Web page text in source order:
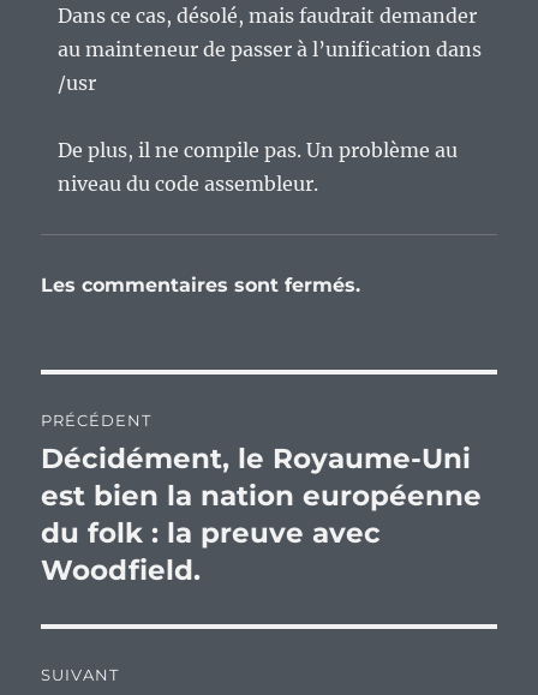
Dans ce cas, désolé, mais faudrait demander
au mainteneur de passer à l’unification dans
/usr
De plus, il ne compile pas. Un problème au
niveau du code assembleur.
Les commentaires sont fermés.
de
l’article
PRÉCÉDENT
Publication
précédente :
Décidément, le Royaume-Uni
est bien la nation européenne
du folk : la preuve avec
Woodfield.
SUIVANT